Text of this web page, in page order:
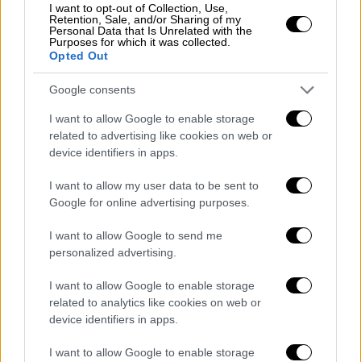
I want to opt-out of Collection, Use,
Retention, Sale, and/or Sharing of my
Personal Data that Is Unrelated with the
Purposes for which it was collected.
Opted Out
Google consents
I want to allow Google to enable storage
related to advertising like cookies on web or
device identifiers in apps.
I want to allow my user data to be sent to
Google for online advertising purposes.
I want to allow Google to send me
personalized advertising.
I want to allow Google to enable storage
related to analytics like cookies on web or
device identifiers in apps.
I want to allow Google to enable storage
Το τηλεφώνημα απάντησε συνεργάτης της κ.
Αραμπατζή, ο οποίος άκουσε τον δράστη να
προειδοποιεί για την ύπαρξη βόμβας,
γεγονός που σήμανε την άμεσηεκκένωση
του κτιρίου και την κινητοποίηση της
αστυνομίας.
video